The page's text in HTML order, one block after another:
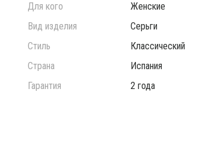
Для кого
Женские
Вид изделия
Серьги
Стиль
Классический
Страна
Испания
Гарантия
2 года